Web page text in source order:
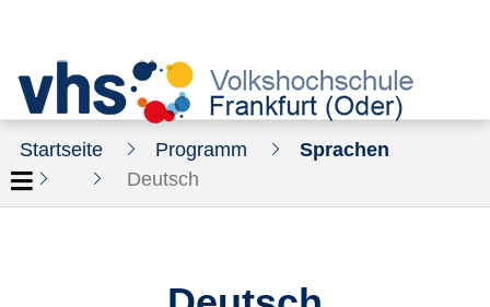
Startseite Programm
Sprachen
Deutsch